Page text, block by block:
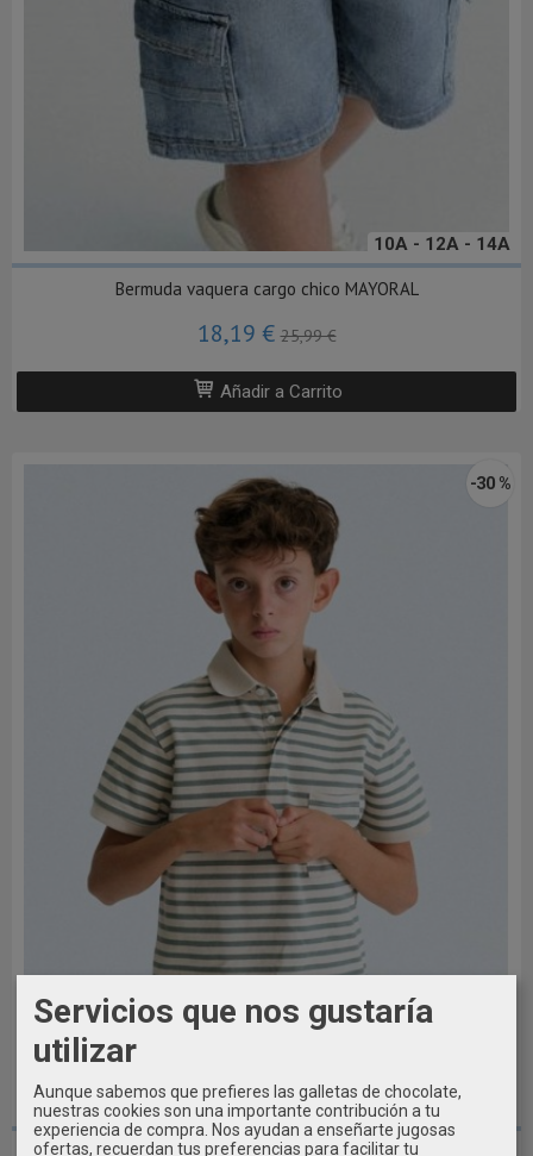
10A - 12A - 14A
Bermuda vaquera cargo chico MAYORAL
18,19 €25,99 €
Añadir a Carrito
10A - 12A
-30 %
Polo Chico manga corta MAYORAL
Servicios que nos gustaría
utilizar
Aunque sabemos que prefieres las galletas de chocolate,
nuestras cookies son una importante contribución a tu
experiencia de compra. Nos ayudan a enseñarte jugosas
ofertas, recuerdan tus preferencias para facilitar tu